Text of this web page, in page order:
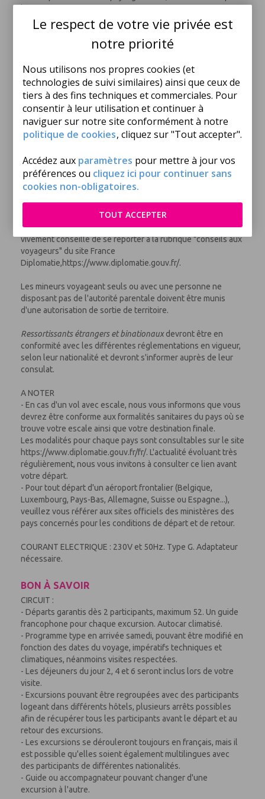
Le respect de votre vie privée est
notre priorité
Nous utilisons nos propres cookies (et
technologies de suivi similaires) ainsi que ceux de
tiers à des fins techniques et commerciales. Pour
consentir à leur utilisation et continuer à
naviguer sur notre site conformément à notre
politique de cookies, cliquez sur "Tout accepter".
Accédez aux paramètres pour mettre à jour vos
préférences ou cliquez ici pour continuer sans
cookies non-obligatoires.
TOUT ACCEPTER
- Bar-resto Mamacita : latino bar.
- Crêperie Cheeky Monkey : crêpes sucrées et salées,
de jus de fruits et de cafés.
En supplément :
- Formule demi-pension avec boissons (petit-déjeuner et
dîner buffet, boissons locales à discrétion (dîner) : vin local,
bière locale, sodas, jus de fruit, eau, café).
- Formule tout inclus (voir rubrique dédiée).
FORMALITÉS
Ressortissants français (adultes, bébés et enfants) :
Passeport ou carte nationale d'identité en cours de validité.
Les règles relatives au franchissement des frontières
propres à chaque pays étant amenées à évoluer, il est
vivement conseillé de se reporter à la rubrique "conseils aux
voyageurs" du site France
Diplomatie,https://www.diplomatie.gouv.fr/.
Les mineurs voyageant seuls ou avec une personne ne
disposant pas de l'autorité parentale doivent être munis
d'une autorisation de sortie de territoire.
Ressortissants étrangers et binationauxdevront être en
conformité avec les différentes réglementations en vigueur,
selon leur nationalité et devront s'informer auprès de leur
consulat.
A NOTER
- En cas d'un vol avec escale, nous vous informons que vous
devrez être conforme aux formalités sanitaires du pays où se
trouve votre escale ainsi que votre destination finale.
Les modalités pour chaque pays sont consultables sur le site
https://www.diplomatie.gouv.fr/fr/. L'actualité évoluant très
régulièrement, nous vous invitons à consulter ce lien avant
votre départ.
- Pour tout départ d'un aéroport frontalier (Belgique,
Luxembourg, Pays-Bas, Allemagne, Suisse ou Espagne...),
veuillez vous référer aux sites officiels des ministères des
pays concernés pour les conditions de départ et de retour.
COURANT ELECTRIQUE : 230V et 50Hz. Type G. Adaptateur
nécessaire.
BON À SAVOIR
CIRCUIT :
- Départs garantis dès 2 participants, maximum 52. Un guide
francophone pour chaque excursion. Autocar climatisé.
- Programme type en arrivée samedi, pouvant être modifié en
fonction des dates du voyage, impératifs techniques et
climatiques, néanmoins visites respectées.
- Les déjeuners du jour 2, 4 et 6 seront inclus lors de votre
visite.
- Excursions pouvant être regroupées avec des participants
logeant dans différents hôtels, plusieurs arrêts possibles
afin de récupérer tous les participants avant le départ et au
retour des excursions.
- Les excursions se dérouleront toujours en français, mais il
est possible qu'elles soient également multilingues avec
des participants de différentes nationalités.
- Guide ou accompagnateur pouvant changer d'une
excursion à l'autre.